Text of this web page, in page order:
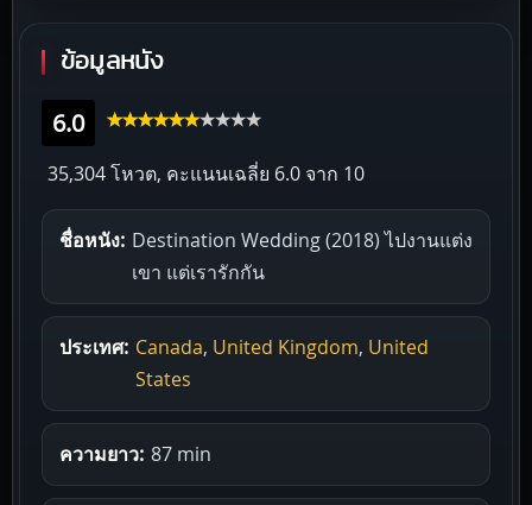
ข้อมูลหนัง
6.0
35,304 โหวต, คะแนนเฉลี่ย 6.0 จาก 10
ชื่อหนัง: Destination Wedding (2018) ไปงานแต่ง
เขา แต่เรารักกัน
ประเทศ: Canada, United Kingdom, United
States
ความยาว: 87 min